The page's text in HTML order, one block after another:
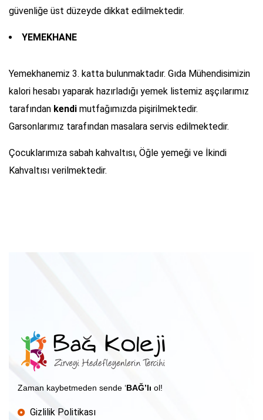
güvenliğe üst düzeyde dikkat edilmektedir.
YEMEKHANE
Yemekhanemiz 3. katta bulunmaktadır. Gıda Mühendisimizin
kalori hesabı yaparak hazırladığı yemek listemiz aşçılarımız
tarafından kendi mutfağımızda pişirilmektedir.
Garsonlarımız tarafından masalara servis edilmektedir.
Çocuklarımıza sabah kahvaltısı, Öğle yemeği ve İkindi
Kahvaltısı verilmektedir.
Zaman kaybetmeden sende ‘BAĞ’lı ol!
Gizlilik Politikası